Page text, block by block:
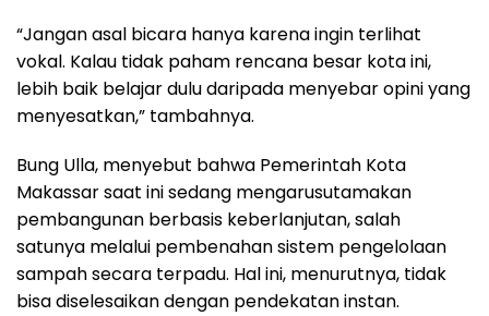
“Jangan asal bicara hanya karena ingin terlihat
vokal. Kalau tidak paham rencana besar kota ini,
lebih baik belajar dulu daripada menyebar opini yang
menyesatkan,” tambahnya.
Bung Ulla, menyebut bahwa Pemerintah Kota
Makassar saat ini sedang mengarusutamakan
pembangunan berbasis keberlanjutan, salah
satunya melalui pembenahan sistem pengelolaan
sampah secara terpadu. Hal ini, menurutnya, tidak
bisa diselesaikan dengan pendekatan instan.